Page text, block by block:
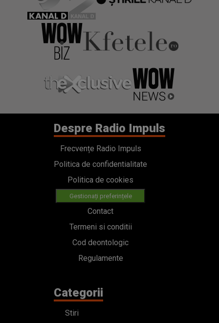
Despre Radio Impuls
Frecvențe Radio Impuls
Politica de confidentialitate
Politica de cookies
Gestionați preferințele
Contact
Termeni si conditii
Cod deontologic
Regulamente
Categorii
Stiri